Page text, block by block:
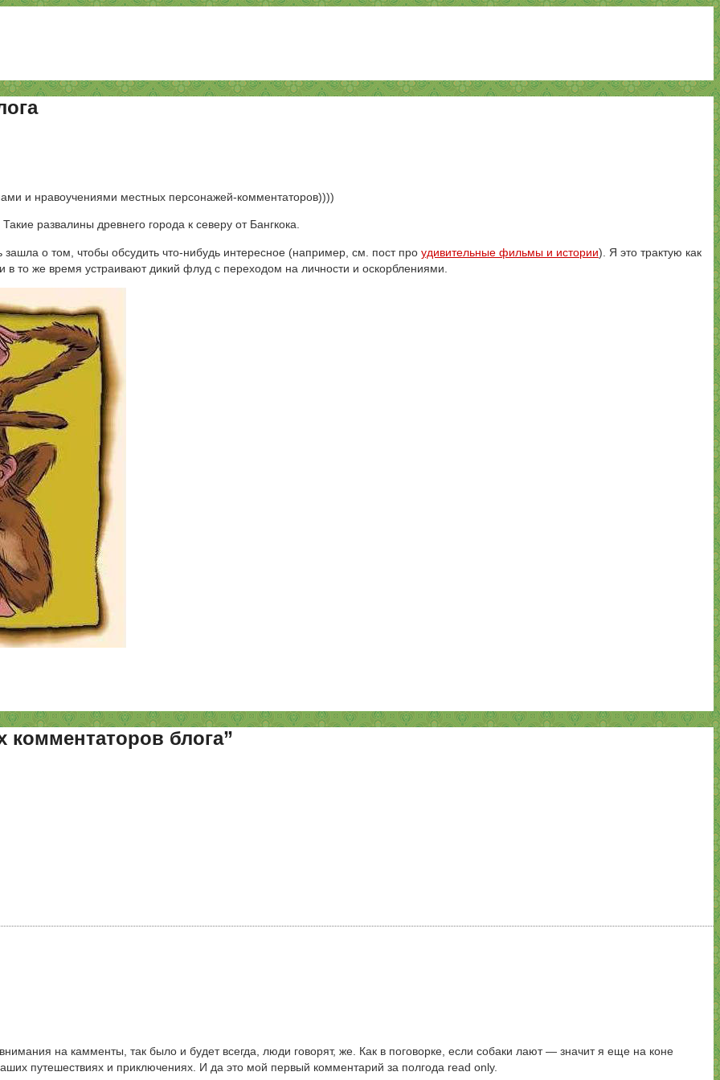
и нравоучениями местных персонажей-комментаторов))))
развалины древнего города к северу от Бангкока.
зашла о том, чтобы обсудить что-нибудь интересное (например, см. пост про удивительные фильмы и истории). Я это трактую как
в то же время устраивают дикий флуд с переходом на личности и оскорблениями.
комментаторов блога”
на камменты, так было и будет всегда, люди говорят, же. Как в поговорке, если собаки лают — значит я еще на коне
путешествиях и приключениях. И да это мой первый комментарий за полгода read only.